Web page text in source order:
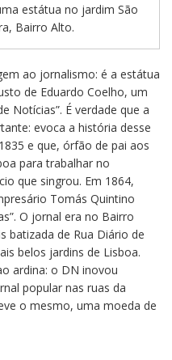
estátua no jardim São
Bairro Alto.
ao jornalismo: é a estátua
de Eduardo Coelho, um
Notícias”. É verdade que a
evoca a história desse
e que, órfão de pai aos
para trabalhar no
que singrou. Em 1864,
Tomás Quintino
O jornal era no Bairro
batizada de Rua Diário de
belos jardins de Lisboa.
ardina: o DN inovou
popular nas ruas da
o mesmo, uma moeda de